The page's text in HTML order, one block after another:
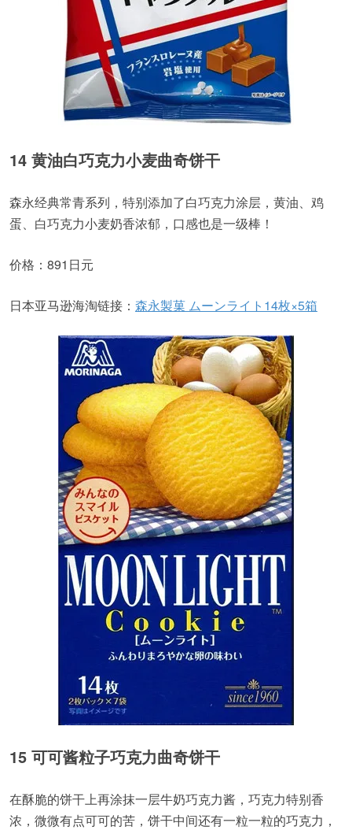
14 黄油白巧克力小麦曲奇饼干
森永经典常青系列，特别添加了白巧克力涂层，黄油、鸡
蛋、白巧克力小麦奶香浓郁，口感也是一级棒！
价格：891日元
日本亚马逊海淘链接： 森永製菓 ムーンライト14枚×5箱
15 可可酱粒子巧克力曲奇饼干
在酥脆的饼干上再涂抹一层牛奶巧克力酱，巧克力特别香
浓，微微有点可可的苦，饼干中间还有一粒一粒的巧克力，